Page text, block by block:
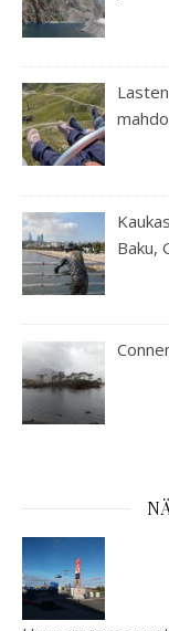
Baku,